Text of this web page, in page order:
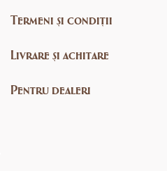
Termeni și condiții
Livrare și achitare
Pentru dealeri